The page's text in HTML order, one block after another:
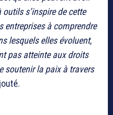
s’inspire de cette
entreprises à comprendre
lesquels elles évoluent,
pas atteinte aux droits
soutenir la paix à travers